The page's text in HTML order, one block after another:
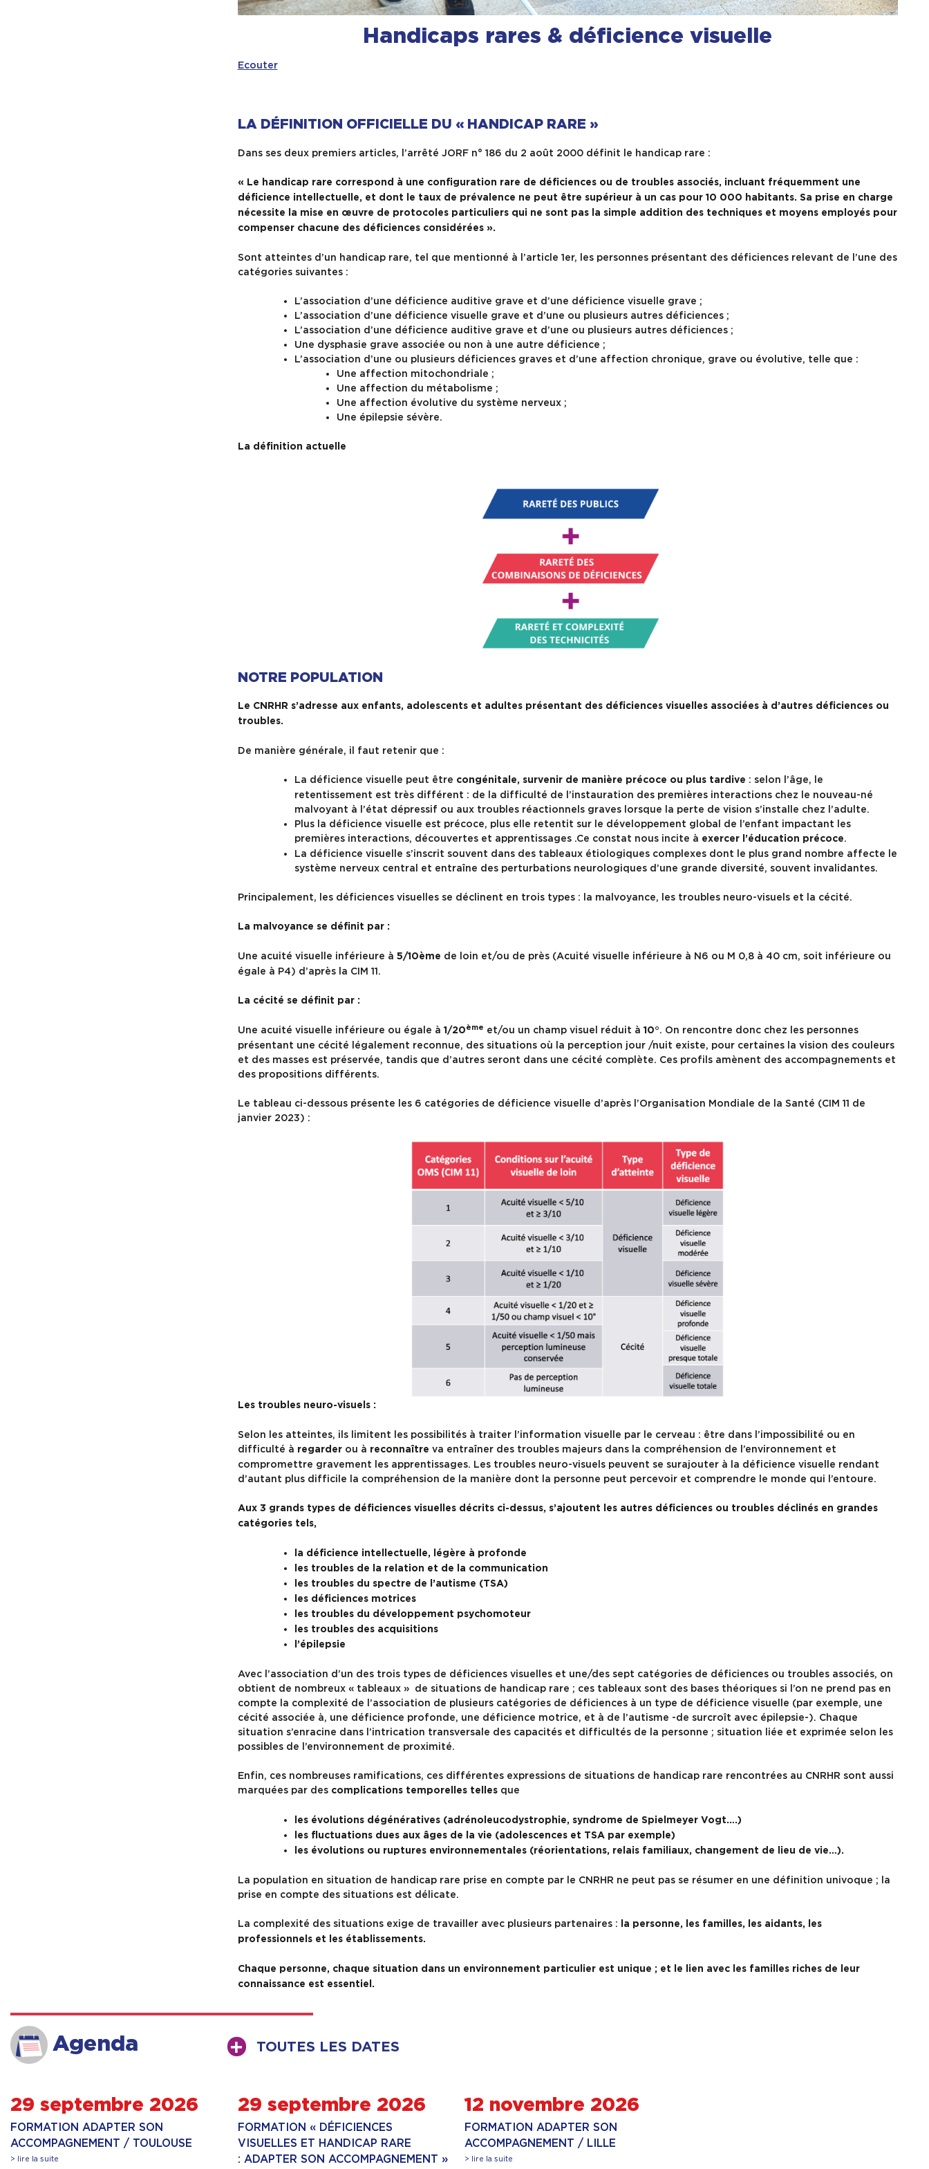
Handicaps rares & déficience visuelle
Ecouter
LA DÉFINITION OFFICIELLE DU « HANDICAP RARE »
Dans ses deux premiers articles, l’arrêté JORF n° 186 du 2 août 2000 définit le handicap rare :
« Le handicap rare correspond à une configuration rare de déficiences ou de troubles associés, incluant fréquemment une
déficience intellectuelle, et dont le taux de prévalence ne peut être supérieur à un cas pour 10 000 habitants. Sa prise en charge
nécessite la mise en œuvre de protocoles particuliers qui ne sont pas la simple addition des techniques et moyens employés pour
compenser chacune des déficiences considérées ».
Sont atteintes d’un handicap rare, tel que mentionné à l’article 1er, les personnes présentant des déficiences relevant de l’une des
catégories suivantes :
L’association d’une déficience auditive grave et d’une déficience visuelle grave ;
L’association d’une déficience visuelle grave et d’une ou plusieurs autres déficiences ;
L’association d’une déficience auditive grave et d’une ou plusieurs autres déficiences ;
Une dysphasie grave associée ou non à une autre déficience ;
L’association d’une ou plusieurs déficiences graves et d’une affection chronique, grave ou évolutive, telle que :
Une affection mitochondriale ;
Une affection du métabolisme ;
Une affection évolutive du système nerveux ;
Une épilepsie sévère.
La définition actuelle
NOTRE POPULATION
Le CNRHR s’adresse aux enfants, adolescents et adultes présentant des déficiences visuelles associées à d’autres déficiences ou
troubles.
De manière générale, il faut retenir que :
La déficience visuelle peut être congénitale, survenir de manière précoce ou plus tardive : selon l’âge, le
retentissement est très différent : de la difficulté de l’instauration des premières interactions chez le nouveau-né
malvoyant à l’état dépressif ou aux troubles réactionnels graves lorsque la perte de vision s’installe chez l’adulte.
Plus la déficience visuelle est précoce, plus elle retentit sur le développement global de l’enfant impactant les
premières interactions, découvertes et apprentissages .Ce constat nous incite à exercer l’éducation précoce.
La déficience visuelle s’inscrit souvent dans des tableaux étiologiques complexes dont le plus grand nombre affecte le
système nerveux central et entraîne des perturbations neurologiques d’une grande diversité, souvent invalidantes.
Principalement, les déficiences visuelles se déclinent en trois types : la malvoyance, les troubles neuro-visuels et la cécité.
La malvoyance se définit par :
Une acuité visuelle inférieure à 5/10ème de loin et/ou de près (Acuité visuelle inférieure à N6 ou M 0,8 à 40 cm, soit inférieure ou
égale à P4) d’après la CIM 11.
La cécité se définit par :
Une acuité visuelle inférieure ou égale à 1/20 ème et/ou un champ visuel réduit à 10°. On rencontre donc chez les personnes
présentant une cécité légalement reconnue, des situations où la perception jour /nuit existe, pour certaines la vision des couleurs
et des masses est préservée, tandis que d’autres seront dans une cécité complète. Ces profils amènent des accompagnements et
des propositions différents.
Le tableau ci-dessous présente les 6 catégories de déficience visuelle d’après l’Organisation Mondiale de la Santé (CIM 11 de
janvier 2023) :
Les troubles neuro-visuels :
Selon les atteintes, ils limitent les possibilités à traiter l’information visuelle par le cerveau : être dans l’impossibilité ou en
difficulté à regarderou à reconnaître va entraîner des troubles majeurs dans la compréhension de l’environnement et
compromettre gravement les apprentissages. Les troubles neuro-visuels peuvent se surajouter à la déficience visuelle rendant
d’autant plus difficile la compréhension de la manière dont la personne peut percevoir et comprendre le monde qui l’entoure.
Aux 3 grands types de déficiences visuelles décrits ci-dessus, s’ajoutent les autres déficiences ou troubles déclinés en grandes
catégories tels,
la déficience intellectuelle, légère à profonde
les troubles de la relation et de la communication
les troubles du spectre de l’autisme (TSA)
les déficiences motrices
les troubles du développement psychomoteur
les troubles des acquisitions
l’épilepsie
Avec l’association d’un des trois types de déficiences visuelles et une/des sept catégories de déficiences ou troubles associés, on
obtient de nombreux « tableaux » de situations de handicap rare ; ces tableaux sont des bases théoriques si l’on ne prend pas en
compte la complexité de l’association de plusieurs catégories de déficiences à un type de déficience visuelle (par exemple, une
cécité associée à, une déficience profonde, une déficience motrice, et à de l’autisme -de surcroît avec épilepsie-). Chaque
situation s’enracine dans l’intrication transversale des capacités et difficultés de la personne ; situation liée et exprimée selon les
possibles de l’environnement de proximité.
Enfin, ces nombreuses ramifications, ces différentes expressions de situations de handicap rare rencontrées au CNRHR sont aussi
marquées par descomplications temporelles tellesque
les évolutions dégénératives (adrénoleucodystrophie, syndrome de Spielmeyer Vogt….)
les fluctuations dues aux âges de la vie (adolescences et TSA par exemple)
les évolutions ou ruptures environnementales (réorientations, relais familiaux, changement de lieu de vie…).
La population en situation de handicap rare prise en compte par le CNRHR ne peut pas se résumer en une définition univoque ; la
prise en compte des situations est délicate.
La complexité des situations exige de travailler avec plusieurs partenaires :
la personne, les familles, les aidants, les
professionnels et les établissements.
Chaque personne, chaque situation dans un environnement particulier est unique ; et le lien avec les familles riches de leur
connaissance est essentiel.
Agenda TOUTES LES DATES
29 septembre 2026
FORMATION ADAPTER SON
ACCOMPAGNEMENT / TOULOUSE
> lire la suite
29 septembre 2026
FORMATION « DÉFICIENCES
VISUELLES ET HANDICAP RARE
: ADAPTER SON ACCOMPAGNEMENT »
12 novembre 2026
FORMATION ADAPTER SON
ACCOMPAGNEMENT / LILLE
> lire la suite